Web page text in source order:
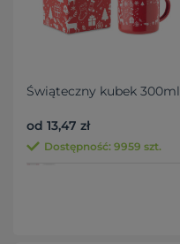
Świąteczny kubek 300ml
od 13,47 zł
Dostępność: 9959 szt.